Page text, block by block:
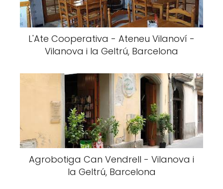
L'Ate Cooperativa - Ateneu Vilanoví -
Vilanova i la Geltrú, Barcelona
Agrobotiga Can Vendrell - Vilanova i
la Geltrú, Barcelona